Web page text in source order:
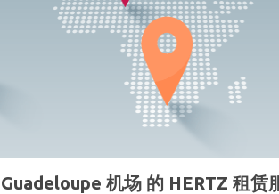
机场 的 HERTZ 租赁